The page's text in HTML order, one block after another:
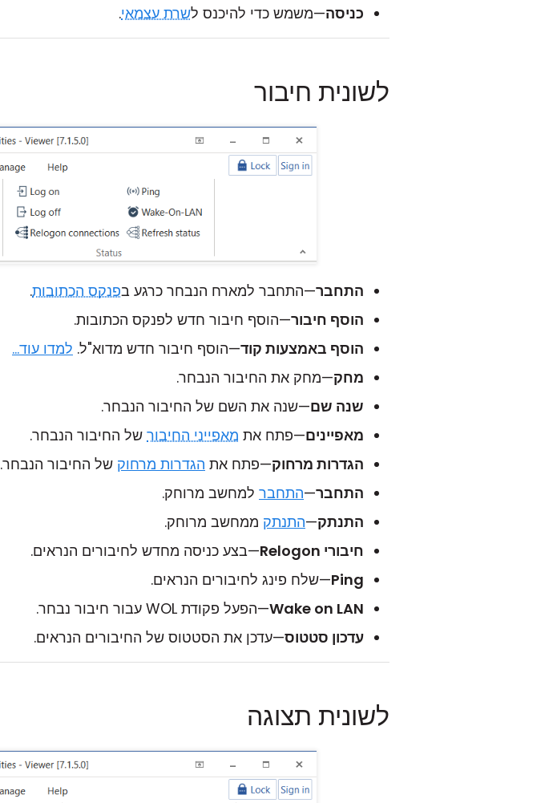
כניסה—משמש כדי להיכנס לשרת עצמאי.
לשונית חיבור
התחבר—התחבר למארח הנבחר כרגע בפנקס הכתובות.
הוסף חיבור—הוסף חיבור חדש לפנקס הכתובות.
הוסף באמצעות קוד—הוסף חיבור חדש מדוא"ל. למדו עוד...
מחק—מחק את החיבור הנבחר.
שנה שם—שנה את השם של החיבור הנבחר.
מאפיינים—פתח את מאפייני החיבור של החיבור הנבחר.
הגדרות מרחוק—פתח את הגדרות מרחוק של החיבור הנבחר.
התחבר—התחבר למחשב מרוחק.
התנתק—התנתק ממחשב מרוחק.
חיבורי Relogon
—בצע כניסה מחדש לחיבורים הנראים.
Ping—שלח פינג לחיבורים הנראים.
Wake on LAN—הפעל פקודת WOL עבור חיבור נבחר.
עדכון סטטוס—עדכן את הסטטוס של החיבורים הנראים.
לשונית תצוגה